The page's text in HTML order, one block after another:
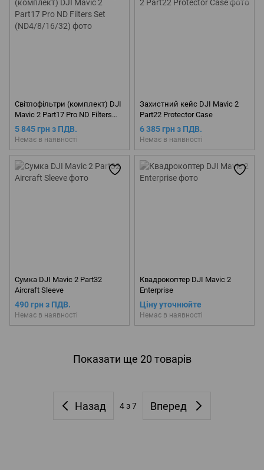
Світлофільтри (комплект) DJI
Mavic 2 Part17 Pro ND Filters
Set (ND4/8/16/32)
5 845 грн з ПДВ.
Немає в наявності
Захистний кейс DJI Mavic 2
Part22 Protector Case
6 385 грн з ПДВ.
Немає в наявності
Сумка DJI Mavic 2 Part32
Aircraft Sleeve
490 грн з ПДВ.
Немає в наявності
Квадрокоптер DJI Mavic 2
Enterprise
Ціну уточнюйте
Немає в наявності
Показати ще 20 товарів
Назад 4з 7 Вперед